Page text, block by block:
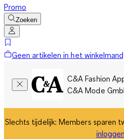
Promo
Zoeken
Geen artikelen in het
C&A Fashion
C&A Mode
Slechts tijdelijk: Members sparen
inloggen